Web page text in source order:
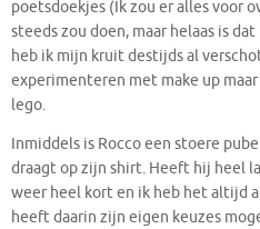
poetsdoekjes (Ik zou er alles voor
steeds zou doen, maar helaas is
heb ik mijn kruit destijds al
experimenteren met make up
lego.
Inmiddels is Rocco een stoere
draagt op zijn shirt. Heeft hij heel
weer heel kort en ik heb het altijd
heeft daarin zijn eigen keuzes